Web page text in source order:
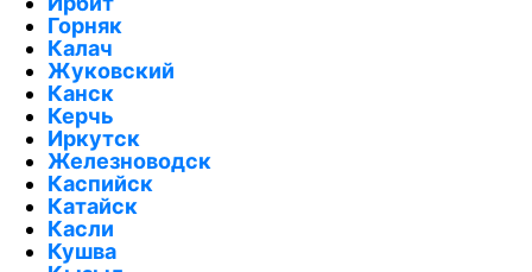
Горняк
Калач
Жуковский
Канск
Керчь
Иркутск
Железноводск
Каспийск
Катайск
Касли
Кушва